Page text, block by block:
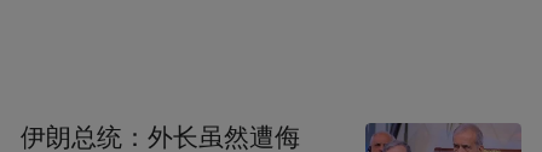
伊朗总统：外长虽然遭侮